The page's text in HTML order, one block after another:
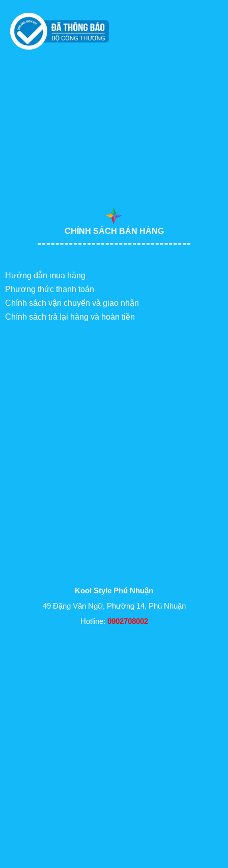
CHÍNH SÁCH BÁN HÀNG
Hướng dẫn mua hàng
Phương thức thanh toán
Chính sách vận chuyển và giao nhận
Chính sách trả lại hàng và hoàn tiền
Kool Style Phú Nhuận
49 Đặng Văn Ngữ, Phường 14, Phú Nhuận
Hotline: 0902708002